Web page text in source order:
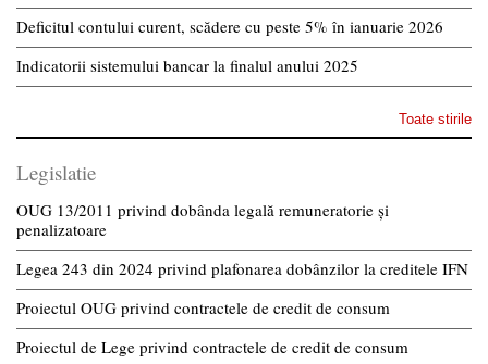
Deficitul contului curent, scădere cu peste 5% în ianuarie 2026
Indicatorii sistemului bancar la finalul anului 2025
Toate stirile
Legislatie
OUG 13/2011 privind dobânda legală remuneratorie și
penalizatoare
Legea 243 din 2024 privind plafonarea dobânzilor la creditele IFN
Proiectul OUG privind contractele de credit de consum
Proiectul de Lege privind contractele de credit de consum